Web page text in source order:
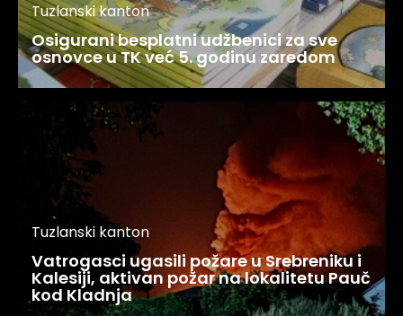
Tuzlanski kanton
Osigurani besplatni udžbenici za sve
osnovce u TK već 5. godinu zaredom
Tuzlanski kanton
Vatrogasci ugasili požare u Srebreniku i
Kalesiji, aktivan požar na lokalitetu Pauč
kod Kladnja